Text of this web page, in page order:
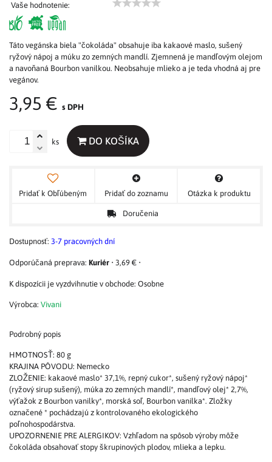
Vaše hodnotenie:
Táto vegánska biela "čokoláda" obsahuje iba kakaové maslo, sušený
ryžový nápoj a múku zo zemných mandlí. Zjemnená je mandľovým olejom
a navoňaná Bourbon vanilkou. Neobsahuje mlieko a je teda vhodná aj pre
vegánov.
3,95 € s DPH
ks DO KOŠÍKA
Pridať k Obľúbeným Pridať do zoznamu Otázka k produktu
Doručenia
Dostupnosť: 3-7 pracovných dní
Kuriér • 3,69 € •
Osobne
Výrobca: Vivani
Podrobný popis
HMOTNOSŤ: 80 g
KRAJINA PÔVODU: Nemecko
ZLOŽENIE: kakaové maslo* 37,1%, repný cukor*, sušený ryžový nápoj*
(ryžový sirup sušený), múka zo zemných mandlí*, mandľový olej* 2,7%,
výťažok z Bourbon vanilky*, morská soľ, Bourbon vanilka*. Zložky
označené * pochádzajú z kontrolovaného ekologického
poľnohospodárstva.
UPOZORNENIE PRE ALERGIKOV: Vzhľadom na spôsob výroby môže
čokoláda obsahovať stopy škrupinových plodov, mlieka a lepku.